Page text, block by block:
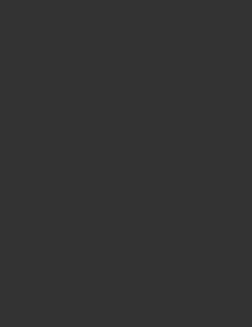
МАСЛО ДЛЯ ЛИЦА